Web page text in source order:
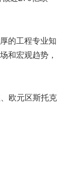
的工程专业知
和宏观趋势，
欧元区斯托克